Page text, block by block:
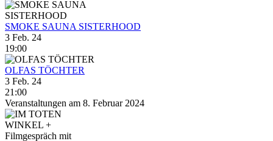
SMOKE SAUNA SISTERHOOD
3 Feb. 24
19:00
OLFAS TÖCHTER
3 Feb. 24
21:00
Veranstaltungen am 8. Februar 2024